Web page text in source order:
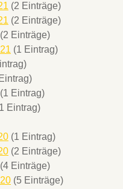
(2 Einträge)
(2 Einträge)
(2 Einträge)
(1 Eintrag)
(1 Eintrag)
Eintrag)
(1 Eintrag)
(2 Einträge)
(4 Einträge)
(5 Einträge)